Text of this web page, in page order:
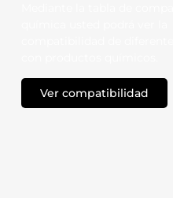
Ver compatibilidad